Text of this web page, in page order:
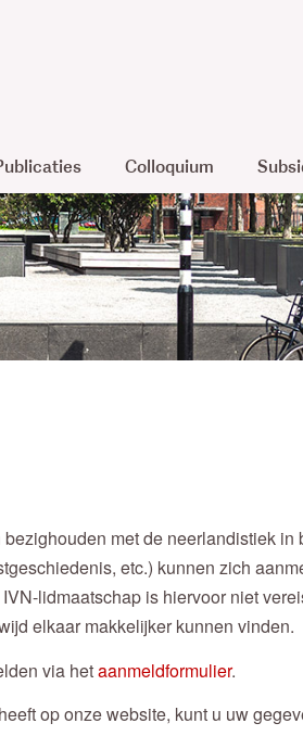
Colloquium
met de neerlandistiek in
etc.) kunnen zich
lidmaatschap is hiervoor niet
elkaar makkelijker kunnen vinden.
via hetaanmeldformulier.
op onze website, kunt u uw